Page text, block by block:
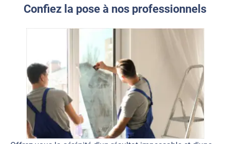
Confiez la pose à nos professionnels